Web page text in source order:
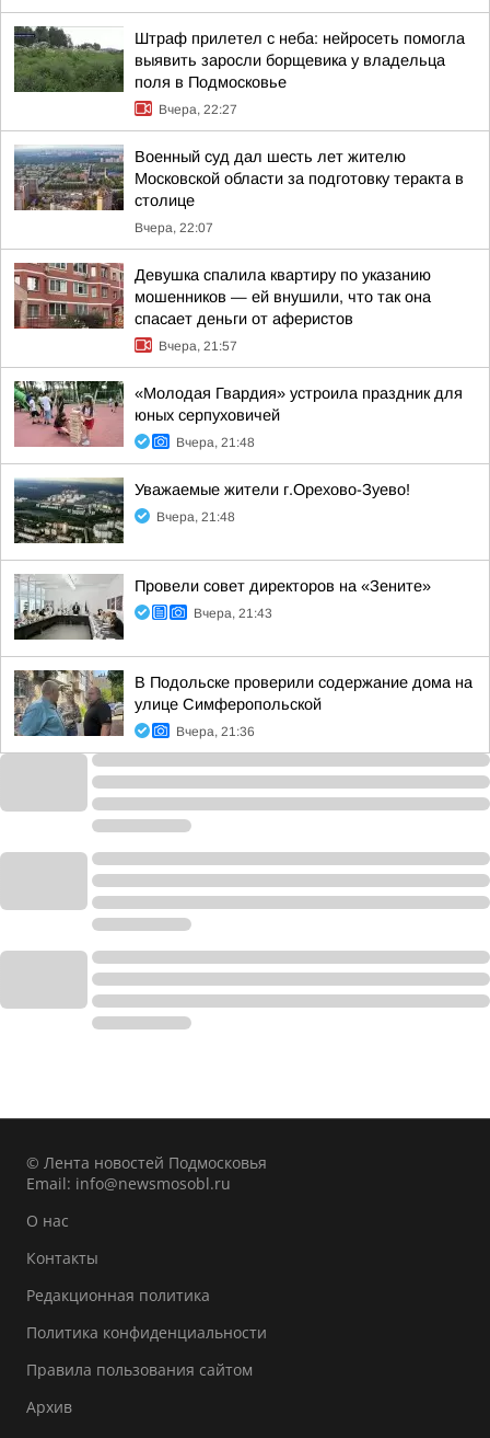
Штраф прилетел с неба: нейросеть помогла
выявить заросли борщевика у владельца
поля в Подмосковье
Вчера, 22:27
Военный суд дал шесть лет жителю
Московской области за подготовку теракта в
столице
Вчера, 22:07
Девушка спалила квартиру по указанию
мошенников — ей внушили, что так она
спасает деньги от аферистов
Вчера, 21:57
«Молодая Гвардия» устроила праздник для
юных серпуховичей
Вчера, 21:48
Уважаемые жители г.Орехово-Зуево!
Вчера, 21:48
Провели совет директоров на «Зените»
Вчера, 21:43
В Подольске проверили содержание дома на
улице Симферопольской
Вчера, 21:36
© Лента новостей Подмосковья
Email: info@newsmosobl.ru
О нас
Контакты
Редакционная политика
Политика конфиденциальности
Правила пользования сайтом
Архив